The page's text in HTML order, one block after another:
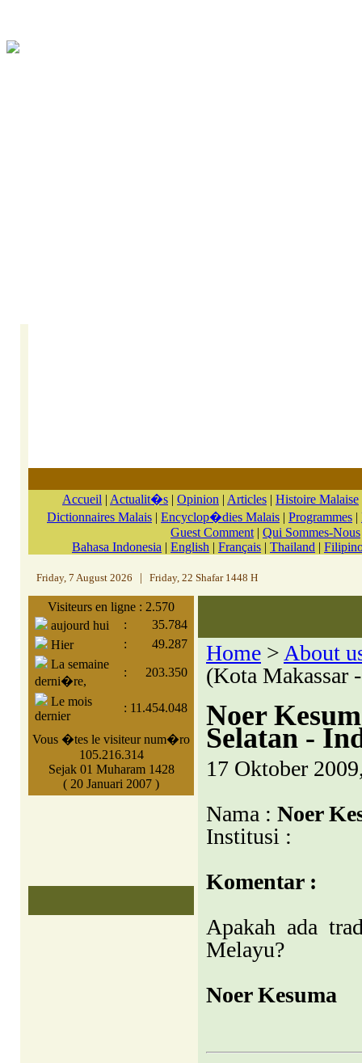
Accueil | Actualit�s | Opinion | Articles | Histoire Malaise
Dictionnaires Malais | Encyclop�dies Malais | Programmes |
Guest Comment | Qui Sommes-Nous
Bahasa Indonesia | English | Français | Thailand |
Friday, 7 August 2026 Friday, 22 Shafar 1448 H
Visiteurs en ligne : 2.570
aujourd hui
:
35.784
Hier
:
49.287
La semaine
derni�re,
: 203.350
Le mois
dernier
: 11.454.048
Vous �tes le visiteur num�ro
105.216.314
Sejak 01 Muharam 1428
( 20 Januari 2007 )
Home > About
(Kota Makassar
Noer
Selatan -
17 Oktober
Nama : Noer
Institusi :
Komentar :
Apakah ada
Melayu?
Noer Kesuma